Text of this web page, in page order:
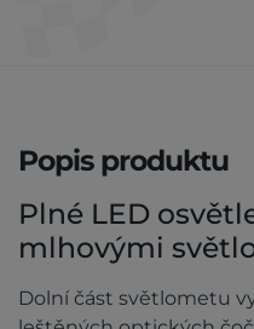
Popis produktu
Plné LED
mlhovými
Dolní část světlometu